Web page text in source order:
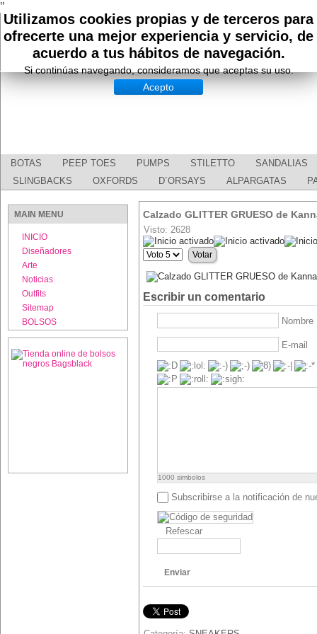
"
BOTAS PEEP TOES PUMPS STILETTO
SANDALIAS
SLINGBACKS
OXFORDS D´ORSAYS ALPARGATAS
Utilizamos cookies propias y de terceros para
ofrecerte una mejor experiencia y servicio, de
acuerdo a tus hábitos de navegación.
Si continúas navegando, consideramos que aceptas su uso.
Acepto
MAIN MENU
INICIO
Diseñadores
Arte
Noticias
Outfits
Sitemap
BOLSOS
Calzado GLITTER GRUESO de
Visto: 2628
Ratio:5/ 5
Por
favor,
vote
Escribir un comentario
Nombre
E-mail
1000 simbolos
Subscribirse a la notificación de
Refescar
Enviar